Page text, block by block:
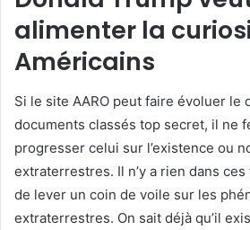
alimenter la
Américains
Si le site AARO peut faire évoluer le
documents classés top secret, il ne
progresser celui sur l’existence ou
extraterrestres. Il n’y a rien dans
de lever un coin de voile sur les
extraterrestres. On sait déjà qu’il